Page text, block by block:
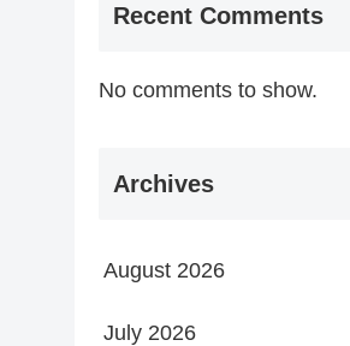
Recent Comments
No comments to show.
Archives
August 2026
July 2026